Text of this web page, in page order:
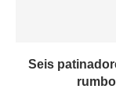
Seis